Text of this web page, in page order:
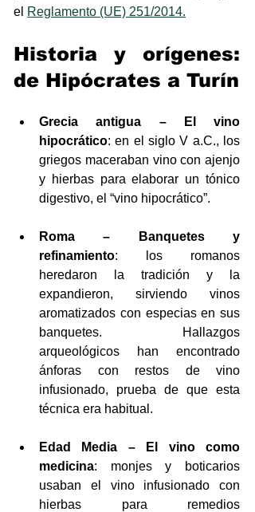
el Reglamento (UE) 251/2014.
Historia y orígenes:
de Hipócrates a Turín
Grecia antigua – El vino
hipocrático: en el siglo V a.C., los
griegos maceraban vino con ajenjo
y hierbas para elaborar un tónico
digestivo, el “vino hipocrático”.
Roma – Banquetes y
refinamiento: los romanos
heredaron la tradición y la
expandieron, sirviendo vinos
aromatizados con especias en sus
banquetes. Hallazgos
arqueológicos han encontrado
ánforas con restos de vino
infusionado, prueba de que esta
técnica era habitual.
Edad Media – El vino como
medicina: monjes y boticarios
usaban el vino infusionado con
hierbas para remedios